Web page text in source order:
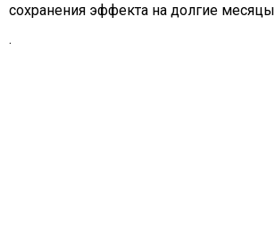
сохранения эффекта на долгие месяцы
.